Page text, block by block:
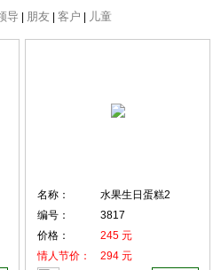
导 朋友 客户 儿童
名称：
水果生日蛋糕2
编号：
3817
价格：
245 元
情人节价：
294 元